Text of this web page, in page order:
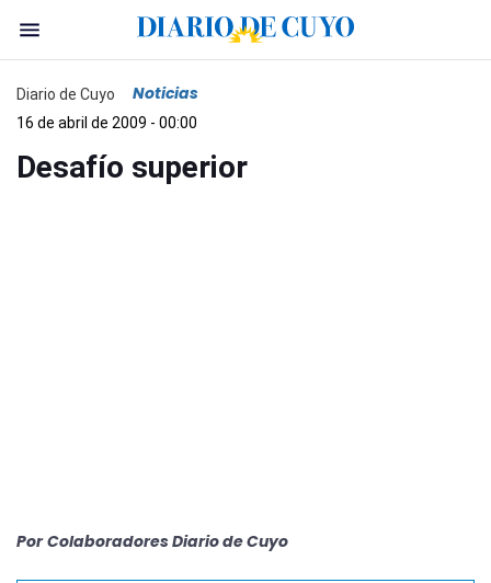
Diario de Cuyo Noticias
16 de abril de 2009 - 00:00
Desafío superior
Por Colaboradores Diario de Cuyo